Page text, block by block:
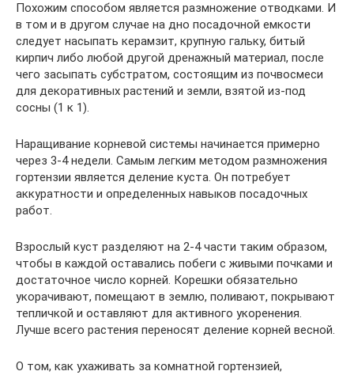
Похожим способом является размножение отводками. И
в том и в другом случае на дно посадочной емкости
следует насыпать керамзит, крупную гальку, битый
кирпич либо любой другой дренажный материал, после
чего засыпать субстратом, состоящим из почвосмеси
для декоративных растений и земли, взятой из-под
сосны (1 к 1).
Наращивание корневой системы начинается примерно
через 3-4 недели. Самым легким методом размножения
гортензии является деление куста. Он потребует
аккуратности и определенных навыков посадочных
работ.
Взрослый куст разделяют на 2-4 части таким образом,
чтобы в каждой оставались побеги с живыми почками и
достаточное число корней. Корешки обязательно
укорачивают, помещают в землю, поливают, покрывают
тепличкой и оставляют для активного укоренения.
Лучше всего растения переносят деление корней весной.
О том, как ухаживать за комнатной гортензией,